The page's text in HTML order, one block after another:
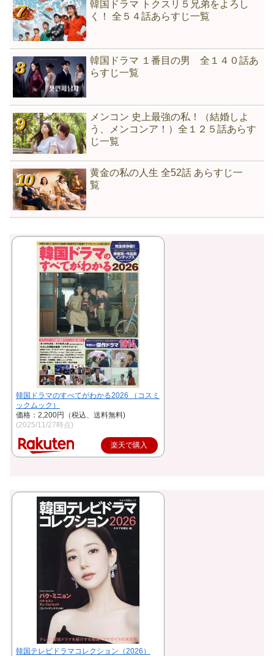
韓国ドラマ トクスリ５兄弟をよろし
く！ 全５４話あらすじ一覧
韓国ドラマ １番目の男 全１４０話あ
らすじ一覧
メンコン 史上最強の私！（結婚しよ
う、メンコンア！）全１２５話あらす
じ一覧
黄金の私の人生 全52話 あらすじ一
覧
韓国ドラマのすべてがわかる2026 （コスミ
ックムック）
価格：2,200円（税込、送料無料)
(2025/11/27時点)
楽天で購入
韓国テレビドラマコレクション（2026）